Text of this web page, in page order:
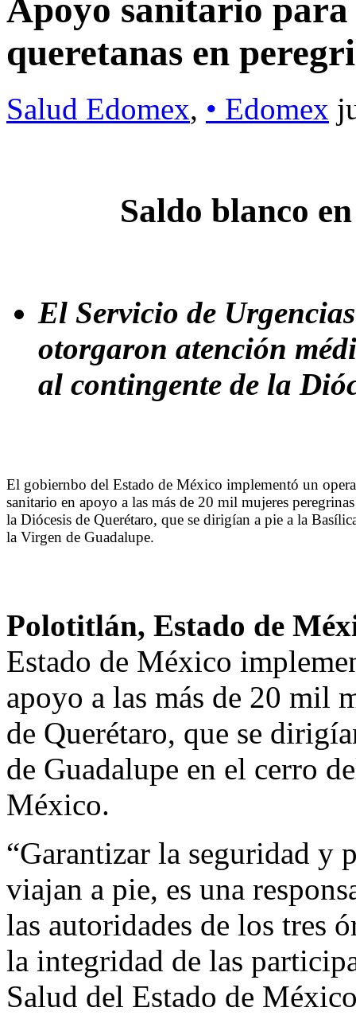
Apoyo sanitario
queretanas en
Salud Edomex, • Edomex
Saldo blanco
El Servicio de
otorgaron atención
al contingente de la
El gobiernbo del Estado de México implementó un
sanitario en apoyo a las más de 20 mil mujeres
la Diócesis de Querétaro, que se dirigían a pie a la
la Virgen de Guadalupe.
Polotitlán, Estado de
Estado de México
apoyo a las más de 20 mil
de Querétaro, que se
de Guadalupe en el cerro
México.
“Garantizar la seguridad y
viajan a pie, es una
las autoridades de los tres
la integridad de las
Salud del Estado de